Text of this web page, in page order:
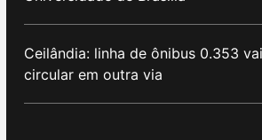
Ceilândia: linha de ônibus 0.353
circular em outra via